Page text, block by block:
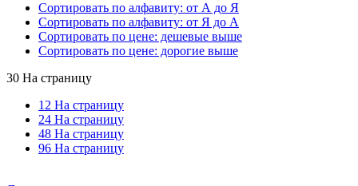
Сортировать по алфавиту: от А до Я
Сортировать по алфавиту: от Я до А
Сортировать по цене: дешевые выше
Сортировать по цене: дорогие выше
30 На страницу
12 На страницу
24 На страницу
48 На страницу
96 На страницу